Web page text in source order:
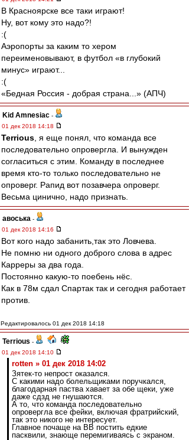
В Красноярске все таки играют!
Ну, вот кому это надо?!
:(
Аэропорты за каким то хером
переименовывают, в футбол «в глубокий
минус» играют...
:(
«Бедная Россия - добрая страна...» (АПЧ)
Kid Amnesiac -
01 дек 2018 14:18
Terrious , я еще понял, что команда все
последовательно опровергла. И вынужден
согласиться с этим. Команду в последнее
время кто-то только последовательно не
опроверг. Рапид вот позавчера опроверг.
Весьма цинично, надо признать.
авоська -
01 дек 2018 14:16
Вот кого надо забанить,так это Ловчева.
Не помню ни одного доброго слова в адрес
Карреры за два года.
Постоянно какую-то поебень нёс.
Как в 78м сдал Спартак так и сегодня работает
против.
Редактировалось 01 дек 2018 14:18
Terrious -
01 дек 2018 14:10
rotten » 01 дек 2018 14:02
Зятек-то непрост оказался.
С какими надо болельщиками поручкался,
благодарная паства хавает за обе щеки, уже
даже сдзд не гнушаются.
А то, что команда последовательно
опровергла все фейки, включая фратрийский,
так это никого не интересует.
Главное почаще на ВВ постить едкие
пасквили, знающе перемигиваясь с экраном.